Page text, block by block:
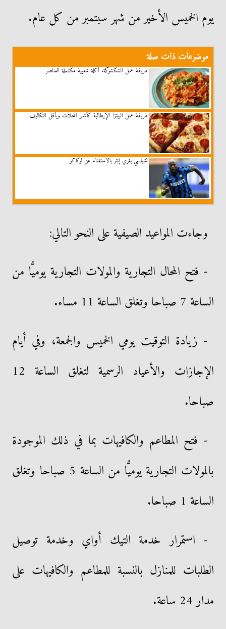
يوم الخميس الأخير من شهر سبتمبر من كل عام.
موضوعات ذات صلة
طريقة عمل الشكشوكة، أكلة شعبية مكتملة العناصر
طريقة عمل البيتزا الإيطالية كأشهر المحلات وبأقل التكاليف
تشيلسي يغري إنتر بالاستغناء عن لوكاكو
وجاءت المواعيد الصيفية على النحو التالي:
- فتح المحال التجارية والمولات التجارية يوميًّا من
الساعة 7 صباحا وتغلق الساعة 11 مساء.
- زيادة التوقيت يومي الخميس والجمعة، وفي أيام
الإجازات والأعياد الرسمية لتغلق الساعة 12
صباحا.
- فتح المطاعم والكافيهات بما في ذلك الموجودة
بالمولات التجارية يوميًّا من الساعة 5 صباحا وتغلق
الساعة 1 صباحا.
- استمرار خدمة التيك أواي وخدمة توصيل
الطلبات للمنازل بالنسبة للمطاعم والكافيهات على
مدار 24 ساعة.